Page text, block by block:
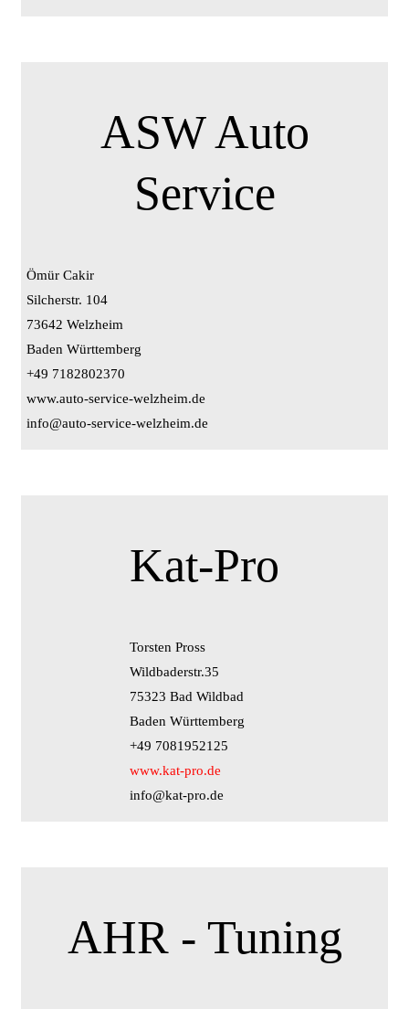
ASW Auto
Service
Ömür Cakir
Silcherstr. 104
73642 Welzheim
Baden Württemberg
+49 7182802370
www.auto-service-welzheim.de
info@auto-service-welzheim.de
Kat-Pro
Torsten Pross
Wildbaderstr.35
75323 Bad Wildbad
Baden Württemberg
+49 7081952125
www.kat-pro.de
info@kat-pro.de
AHR - Tuning